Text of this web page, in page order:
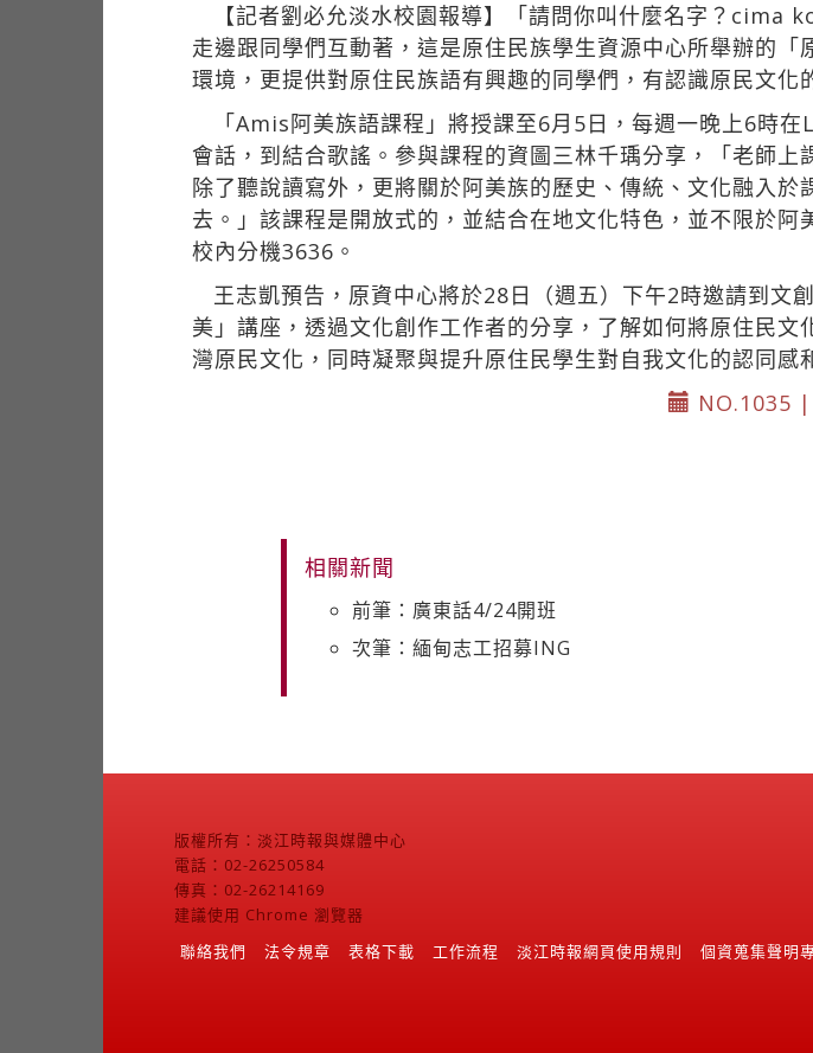
【記者劉必允淡水校園報導】「請問你叫什麼名字？
走邊跟同學們互動著，這是原住民族學生資源中心所舉辦的
環境，更提供對原住民族語有興趣的同學們，有認識原民文化
「Amis阿美族語課程」將授課至6月5日，每週一晚上6時
會話，到結合歌謠。參與課程的資圖三林千瑀分享，「老師
除了聽說讀寫外，更將關於阿美族的歷史、傳統、文化融入
去。」該課程是開放式的，並結合在地文化特色，並不限於
校內分機3636。
王志凱預告，原資中心將於28日（週五）下午2時邀請到
美」講座，透過文化創作工作者的分享，了解如何將原住民
灣原民文化，同時凝聚與提升原住民學生對自我文化的認同感
NO.1035 |
相關新聞
前筆：廣東話4/24開班
次筆：緬甸志工招募ING
版權所有：淡江時報與媒體中心
電話：02-26250584
傳真：02-26214169
建議使用 Chrome 瀏覽器
聯絡我們
法令規章 表格下載 工作流程 淡江時報網頁使用規則 個資蒐集聲明